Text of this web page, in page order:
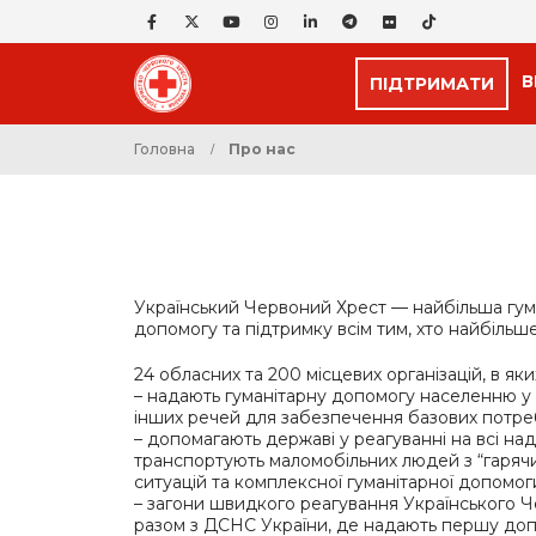
ПІДТРИМАТИ
Головна Про нас
Український Червоний Хрест — найбільша
допомогу та підтримку всім тим, хто
24 обласних та 200 місцевих організацій, в
– надають гуманітарну допомогу населенню у
інших речей для забезпечення базових
– допомагають державі у реагуванні на всі
транспортують маломобільних людей з
ситуацій та комплексної гуманітарної
– загони швидкого реагування Українського
разом з ДСНС України, де надають першу